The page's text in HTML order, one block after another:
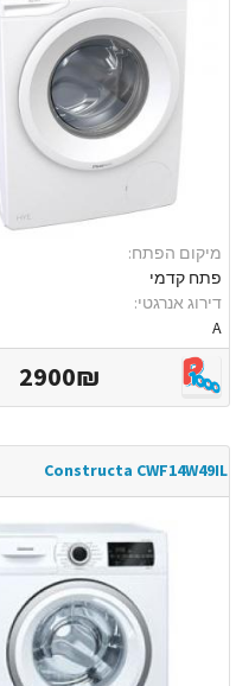
מיקום הפתח:
פתח קדמי
דירוג אנרגטי:
A
2900₪
Constructa CWF14W49IL